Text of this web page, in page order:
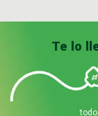
Te lo